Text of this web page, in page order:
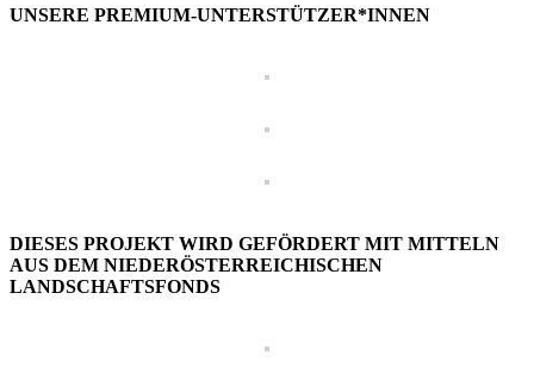
UNSERE PREMIUM-UNTERSTÜTZER*INNEN
DIESES PROJEKT WIRD GEFÖRDERT MIT MITTELN
AUS DEM NIEDERÖSTERREICHISCHEN
LANDSCHAFTSFONDS